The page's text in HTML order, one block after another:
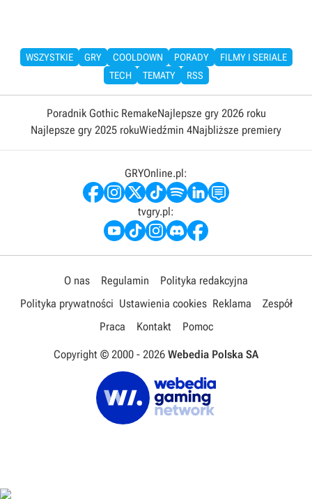
WSZYSTKIE GRY COOLDOWN PORADY
FILMY I SERIALE
TECH
TEMATY RSS
Poradnik Gothic RemakeNajlepsze gry 2026 roku
Najlepsze gry 2025 rokuWiedźmin 4Najbliższe premiery
GRYOnline.pl:
tvgry.pl:
O nas Regulamin
Polityka redakcyjna
Polityka prywatności Ustawienia cookies Reklama
Zespół
Praca
Kontakt Pomoc
Copyright © 2000 - 2026 Webedia Polska SA